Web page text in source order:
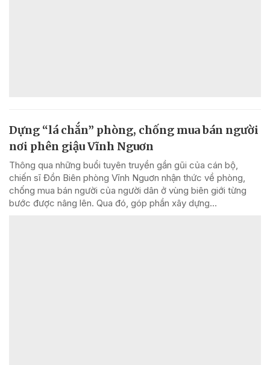
Dựng “lá chắn” phòng, chống mua bán người
nơi phên giậu Vĩnh Nguơn
Thông qua những buổi tuyên truyền gần gũi của cán bộ,
chiến sĩ Đồn Biên phòng Vĩnh Nguơn nhận thức về phòng,
chống mua bán người của người dân ở vùng biên giới từng
bước được nâng lên. Qua đó, góp phần xây dựng...